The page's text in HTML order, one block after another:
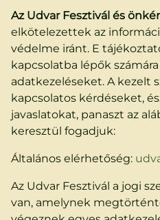
Az Udvar Fesztivál és
elkötelezettek az
védelme iránt. E
kapcsolatba lépők
adatkezeléseket. A kezelt
kapcsolatos kérdéseket,
javaslatokat, panaszt az
keresztül fogadjuk:
Általános elérhetőség:
Az Udvar Fesztivál a jogi
van, amelynek